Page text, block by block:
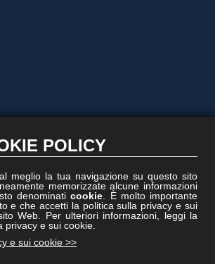
POLICY
meglio la tua navigazione su questo sito
memorizzate alcune informazioni
denominaticookie . È molto importante
e che accetti la politica sulla privacy e sui
Web. Per ulteriori informazioni, leggi la
privacy e sui cookie.
e sui cookie >>